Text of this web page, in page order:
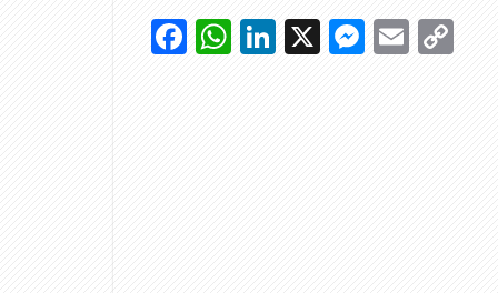
Facebook
WhatsApp
LinkedIn
X Email